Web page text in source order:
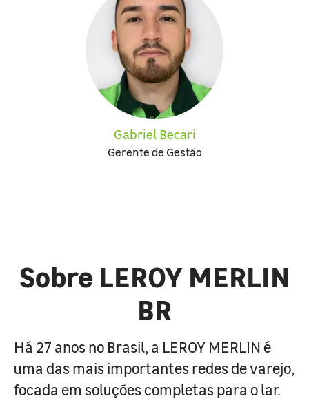
Gabriel Becari
Gerente de Gestão
Sobre LEROY MERLIN
BR
Há 27 anos no Brasil, a LEROY MERLIN é
uma das mais importantes redes de varejo,
focada em soluções completas para o lar.